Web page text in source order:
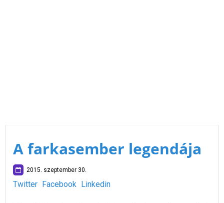
A farkasember legendája
2015. szeptember 30.
Twitter Facebook Linkedin